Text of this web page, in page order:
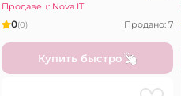
Продавец: Nova IT
0(0) Продано: 7
Купить быстро